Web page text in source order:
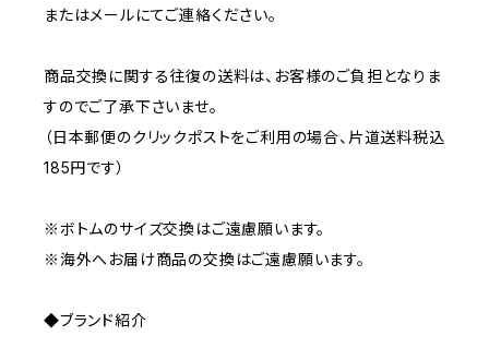
またはメールにてご連絡ください。
商品交換に関する往復の送料は、お客様のご負担となりま
すのでご了承下さいませ。
（日本郵便のクリックポストをご利用の場合、片道送料税込
185円です）
※ボトムのサイズ交換はご遠慮願います。
※海外へお届け商品の交換はご遠慮願います。
◆ブランド紹介